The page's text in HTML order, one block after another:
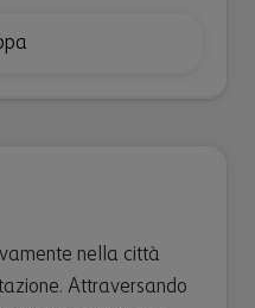
nella città
Attraversando